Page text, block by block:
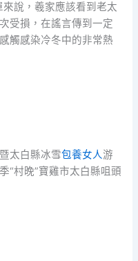
來說，羲家應該看到老太
受損，在謠言傳到一定
觸感染冷冬中的非常熱
太白縣冰雪包養女人游
“村晚”寶雞市太白縣咀頭